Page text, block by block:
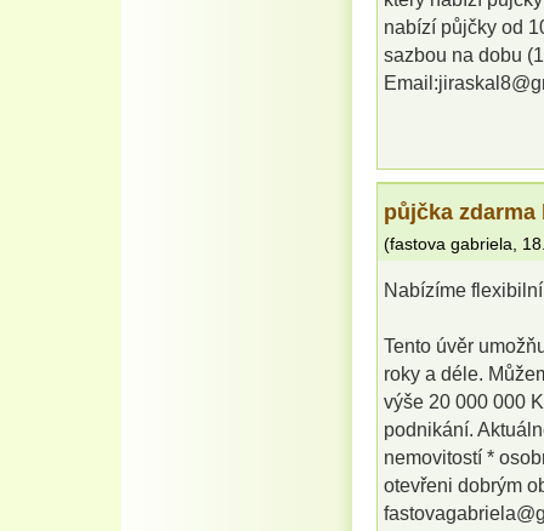
nabízí půjčky od
sazbou na dobu
půjčka
(fastova gabriela
Nabízíme
Tento úvěr
roky a déle.
výše 20 000 000
podnikání.
nemovitostí *
otevřeni dobrým